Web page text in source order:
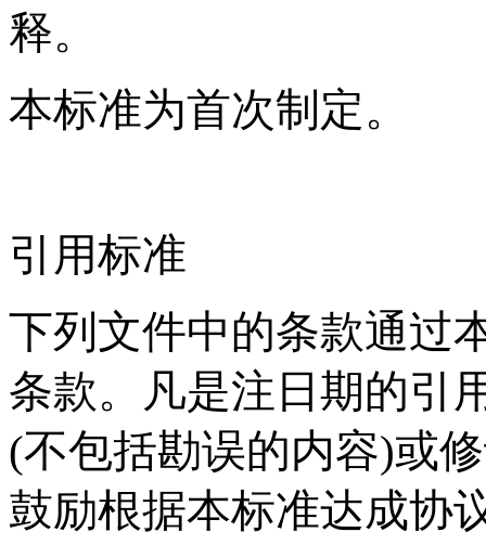
释。
本标准为首次制定。
引用标准
下列文件中的条款通过
条款。凡是注日期的引
(不包括勘误的内容)或
鼓励根据本标准达成协